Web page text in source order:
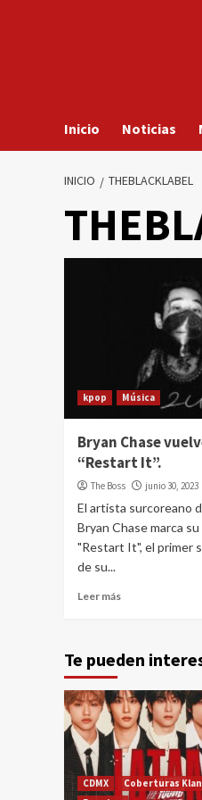
Inicio Noticias
INICIO THEBLACKLABEL
kpop Música
Bryan Chase
“Restart It”.
The Boss junio 30, 2023
El artista surcoreano
Bryan Chase marca
"Restart It", el primer
de su...
Leer más
Te pueden
CDMX
Coberturas